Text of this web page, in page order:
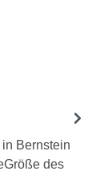
Bernstein
des